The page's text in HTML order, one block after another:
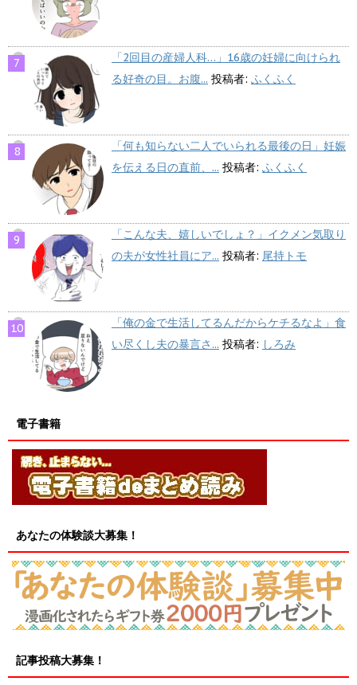
「2回目の産婦人科…」16歳の妊婦に向けられ
る好奇の目。お腹... 投稿者: ふくふく
「何も知らない二人でいられる最後の日」妊娠
を伝える日の直前、... 投稿者: ふくふく
「こんな夫、嬉しいでしょ？」イクメン気取り
の夫が女性社員にア... 投稿者: 尾持トモ
「俺の金で生活してるんだからケチるなよ」食
い尽くし夫の暴言さ... 投稿者: しろみ
電子書籍
あなたの体験談大募集！
記事投稿大募集！